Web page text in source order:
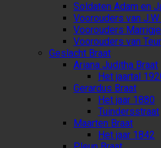
Soldaten Adam en
Voorouders van
Voorouders
Voorouders van
Geslacht Braat
Ariana Juditha Braat
Het jaartal
Gerardus Braat
Het jaar 1880
Tuindersstraat
Maarten Braat
Het jaar 1842